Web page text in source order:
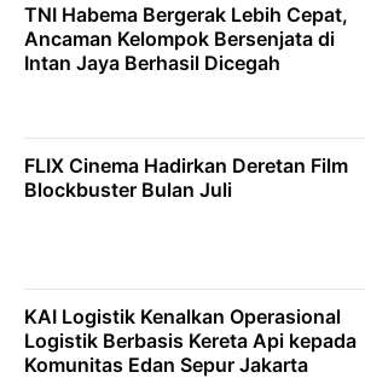
TNI Habema Bergerak Lebih Cepat,
Ancaman Kelompok Bersenjata di
Intan Jaya Berhasil Dicegah
FLIX Cinema Hadirkan Deretan Film
Blockbuster Bulan Juli
KAI Logistik Kenalkan Operasional
Logistik Berbasis Kereta Api kepada
Komunitas Edan Sepur Jakarta